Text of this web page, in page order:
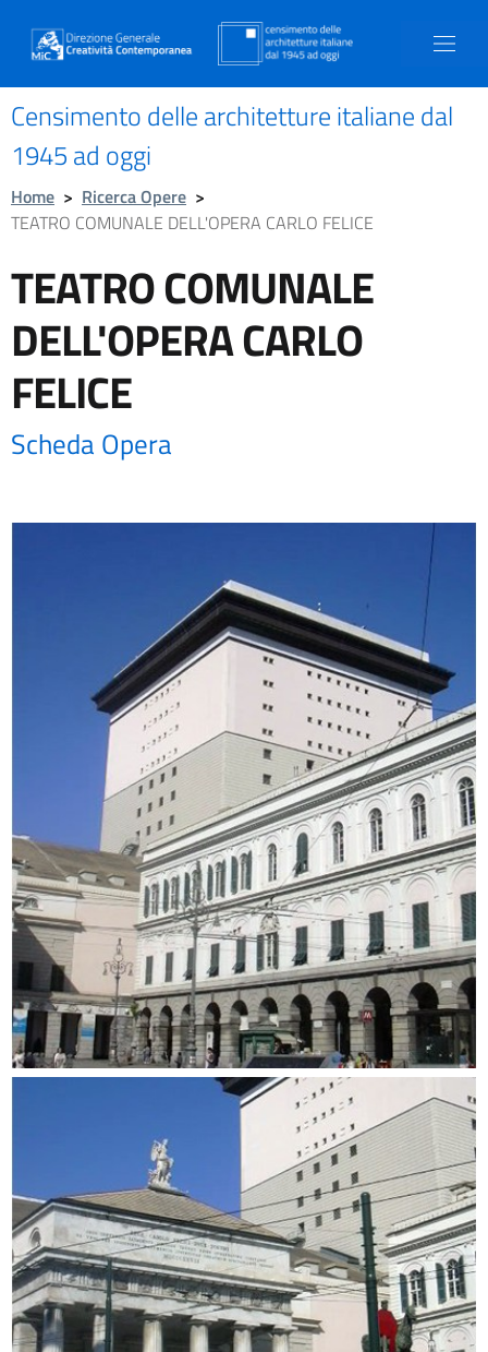
Censimento delle architetture italiane dal
1945 ad oggi
Home > Ricerca Opere >
TEATRO COMUNALE DELL'OPERA CARLO FELICE
TEATRO COMUNALE
DELL'OPERA CARLO
FELICE
Scheda Opera